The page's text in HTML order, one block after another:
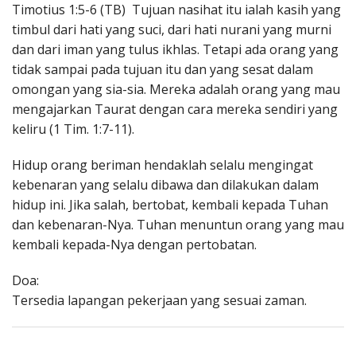
Timotius 1:5-6 (TB) Tujuan nasihat itu ialah kasih yang
timbul dari hati yang suci, dari hati nurani yang murni
dan dari iman yang tulus ikhlas. Tetapi ada orang yang
tidak sampai pada tujuan itu dan yang sesat dalam
omongan yang sia-sia. Mereka adalah orang yang mau
mengajarkan Taurat dengan cara mereka sendiri yang
keliru (1 Tim. 1:7-11).
Hidup orang beriman hendaklah selalu mengingat
kebenaran yang selalu dibawa dan dilakukan dalam
hidup ini. Jika salah, bertobat, kembali kepada Tuhan
dan kebenaran-Nya. Tuhan menuntun orang yang mau
kembali kepada-Nya dengan pertobatan.
Doa:
Tersedia lapangan pekerjaan yang sesuai zaman.